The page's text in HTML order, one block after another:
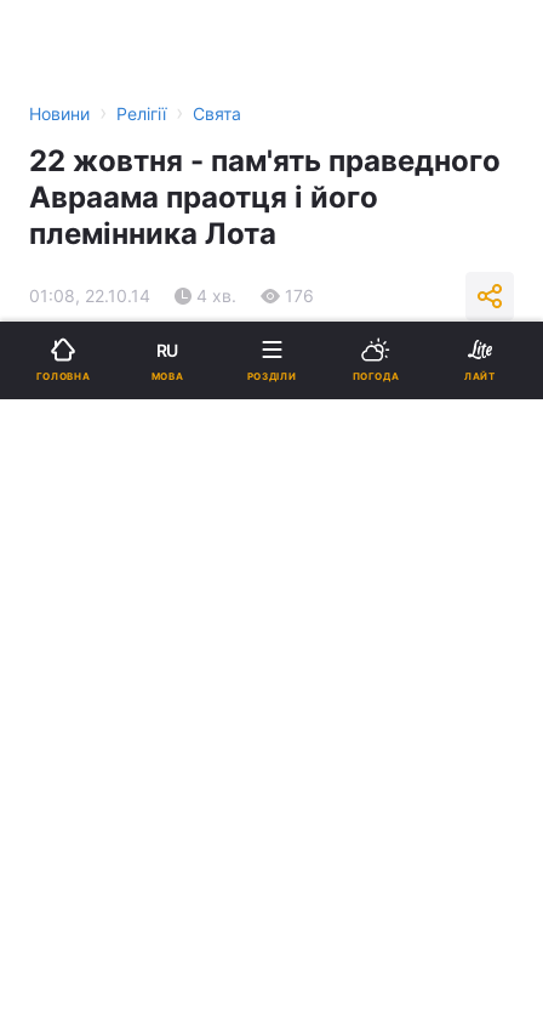
Новини › Релігії › Свята
22 жовтня - пам'ять праведного
Авраама праотця і його
племінника Лота
01:08, 22.10.14 4 хв. 176
Підпишіться на нас в Google
ГОЛОВНА
RU
МОВА РОЗДІЛИ ПОГОДА ЛАЙТ